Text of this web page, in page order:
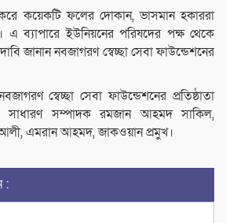
কয়েকটি ফলের দোকান, ভাসমান হকাররা
এ ব্যাপারে ইউনিয়নের পরিষদের পক্ষ থেকে
জানান নবজাগরণ স্বেচ্ছা সেবা ফাউন্ডেশনের
স্বেচ্ছা সেবা ফাউন্ডেশনের প্রতিষ্ঠাতা
সাধারণ সম্পাদক রমজান আহমদ সাকিল,
এমরান আহমদ, জাকওয়ান প্রমুখ।
: